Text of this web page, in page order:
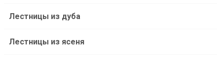
Лестницы из дуба
Лестницы из ясеня